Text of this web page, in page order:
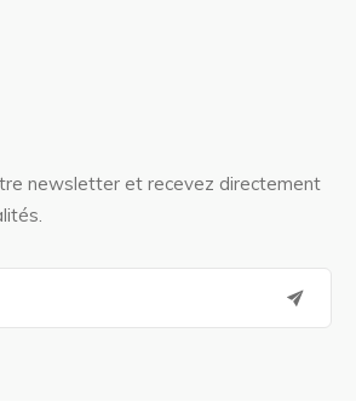
newsletter et recevez directement